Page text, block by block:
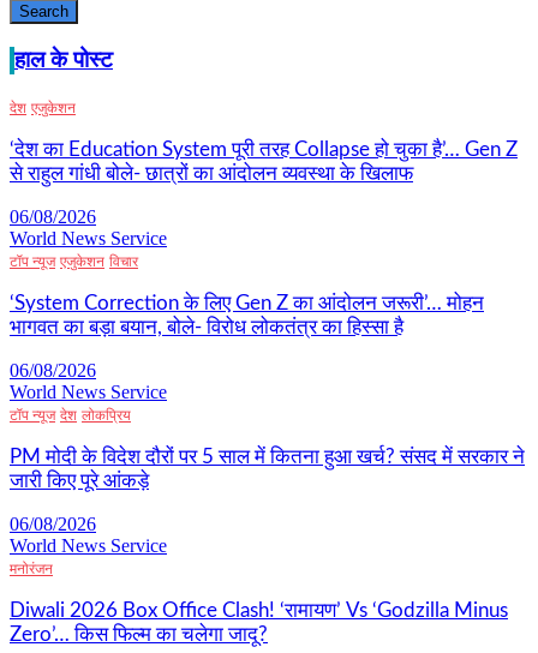
Search
हाल के पोस्ट
देश एजुकेशन
‘देश का Education System पूरी तरह Collapse हो चुका है’… Gen Z
से राहुल गांधी बोले- छात्रों का आंदोलन व्यवस्था के खिलाफ
06/08/2026
World News Service
टॉप न्यूज एजुकेशन विचार
‘System Correction के लिए Gen Z का आंदोलन जरूरी’… मोहन
भागवत का बड़ा बयान, बोले- विरोध लोकतंत्र का हिस्सा है
06/08/2026
World News Service
टॉप न्यूज देश लोकप्रिय
PM मोदी के विदेश दौरों पर 5 साल में कितना हुआ खर्च? संसद में सरकार ने
जारी किए पूरे आंकड़े
06/08/2026
World News Service
मनोरंजन
Diwali 2026 Box Office Clash! ‘रामायण’ Vs ‘Godzilla Minus
Zero’… किस फिल्म का चलेगा जादू?